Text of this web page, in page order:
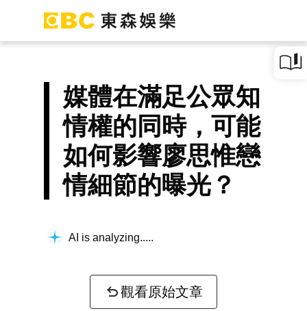
媒體在滿足公眾知
情權的同時，可能
如何影響廖思惟戀
情細節的曝光？
AI is analyzing...
觀看原始文章